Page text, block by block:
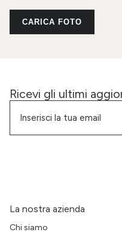
CARICA FOTO
Ricevi gli ultimi
La nostra azienda
Chi siamo